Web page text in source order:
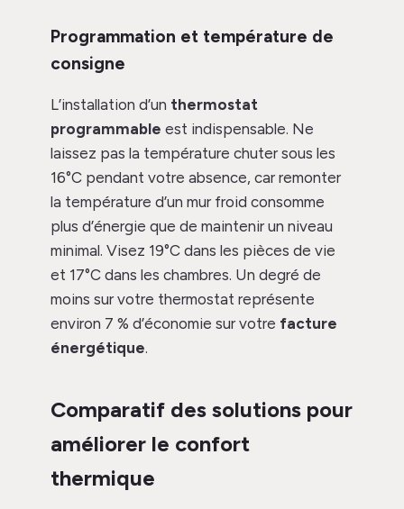
Programmation et température de
consigne
L’installation d’un thermostat
programmable est indispensable. Ne
laissez pas la température chuter sous les
16°C pendant votre absence, car remonter
la température d’un mur froid consomme
plus d’énergie que de maintenir un niveau
minimal. Visez 19°C dans les pièces de vie
et 17°C dans les chambres. Un degré de
moins sur votre thermostat représente
environ 7 % d’économie sur votre facture
énergétique.
Comparatif des solutions pour
améliorer le confort
thermique